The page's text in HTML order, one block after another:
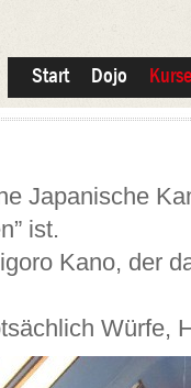
Start Dojo Kurse
Japanische
ist.
Kano, der
Würfe,